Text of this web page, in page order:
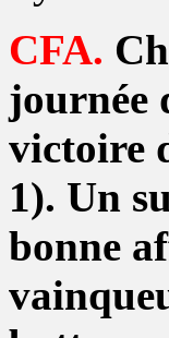
CFA.
journée
victoire
1). Un
bonne